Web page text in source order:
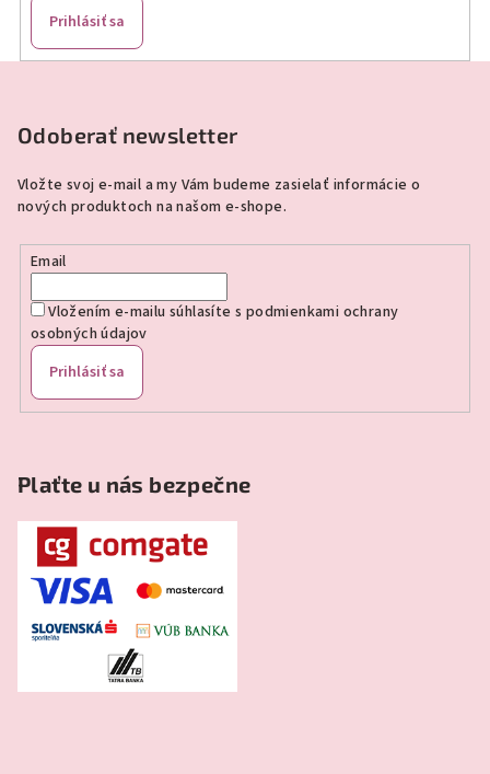
Prihlásiť sa
Odoberať newsletter
Vložte svoj e-mail a my Vám budeme zasielať informácie o
nových produktoch na našom e-shope.
Email
Vložením e-mailu súhlasíte s podmienkami ochrany
osobných údajov
Prihlásiť sa
Plaťte u nás bezpečne